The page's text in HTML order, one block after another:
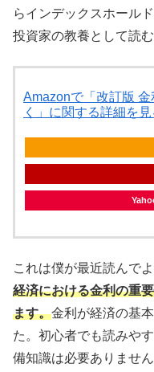
らインデックスホール
投資家の教養として読む
Amazonで「改訂版
く」に関する詳細を見
これは僕が最近読んで
経済における金利の重
ます。金利が経済の基
た。初心者でも読みや
備知識は必要ありませ